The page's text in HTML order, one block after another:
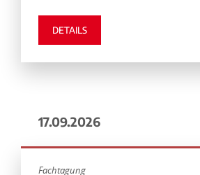
DETAILS
17.09.2026
Fachtagung